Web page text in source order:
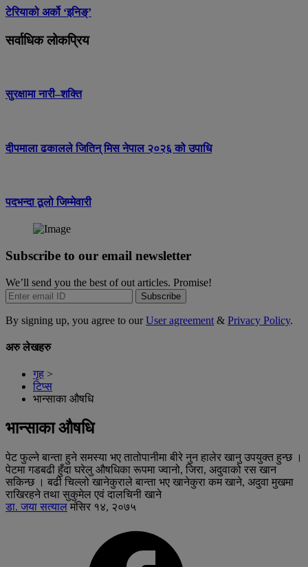
टेरियाको अर्को ‘इनिङ्’
सर्वाधिक लोकप्रिय
सुरक्षामा नारी–शक्ति
दीपमाला ढकालले जितिन् मिस नेपाल २०२६ को उपाधि
पदभन्दा ठूलो जिम्मेवारी
Subscribe to our email newsletter
We’ll send you the best of out articles. Promise!
Subscribe
By signing up, you agree to ourUser agreement & Privacy Policy.
अरु लेखहरु
गृह >
टिप्स
भान्साका औषधि
भान्साका औषधि
पेट फुल्ने बान्ता हुने समस्या भए तातोपानीमा बीरे नुन हालेर खानु उपयुक्त हुन्छ ।
पेटमा गडबढी हुँदा घरेलु औषधिका रूपमा ज्वानो, जिरा, अदुवाको रस खान
सकिन्छ । बढी चिल्लो खानेकुराले बान्ता भए खानेकुरा कम खाने, अदुवा मुखमा
राखिरहने तथा सुकुमेल एवं दालचिनी खाने
डा. जया सत्याल मंसिर १४, २०७५